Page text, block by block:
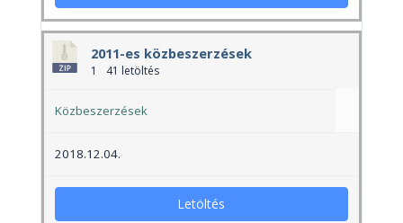
2011-es közbeszerzések
1 41 letöltés
Közbeszerzések
2018.12.04.
Letöltés